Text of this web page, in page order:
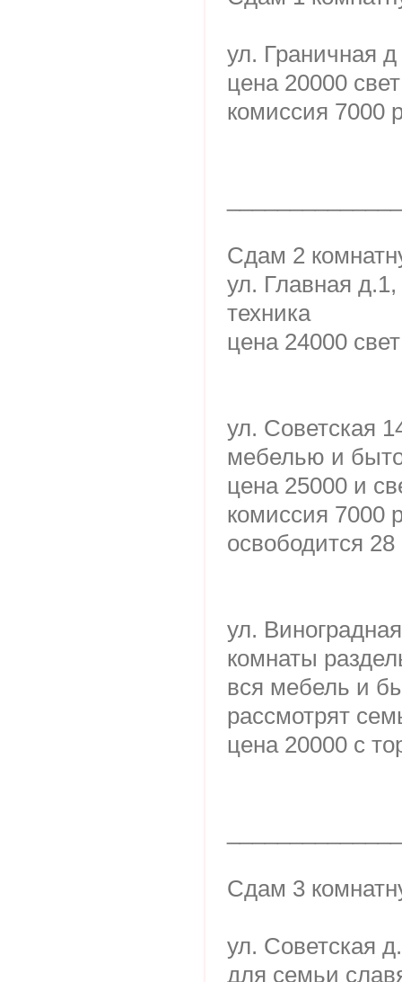
ул. Граничная д
цена 20000
комиссия 7000
Сдам 2
ул. Главная
техника
цена 24000
ул. Советская
мебелью и
цена 25000 и
комиссия 7000
освободится 28
ул.
комнаты
вся мебель и
рассмотрят
цена 20000 с
Сдам 3
ул. Советская
для семьи